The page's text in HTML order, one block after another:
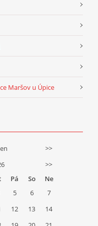
Maršov u Úpice
>>
>>
Pá So
Ne
5 6
7
12 13
14